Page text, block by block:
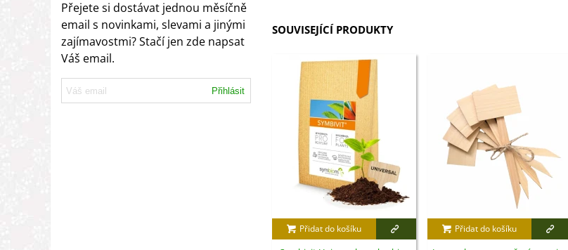
Přejete si dostávat jednou měsíčně
email s novinkami, slevami a jinými
zajímavostmi? Stačí jen zde napsat
Váš email.
Přihlásit
SOUVISEJÍCÍ PRODUKTY
Přidat do košíku Přidat do košíku